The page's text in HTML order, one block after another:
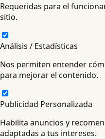
Requeridas para el
sitio.
Análisis / Estadísticas
Nos permiten entender
para mejorar el contenido.
Publicidad Personalizada
Habilita anuncios y
adaptadas a tus intereses.